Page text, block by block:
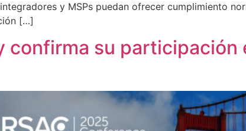
y MSPs puedan ofrecer cumplimiento
[…]
confirma su participación